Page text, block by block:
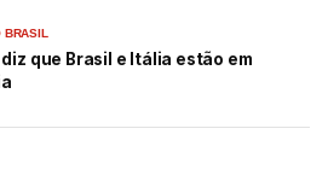
BRASIL
que Brasil e Itália estão em